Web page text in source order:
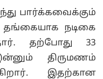
பார்க்கவைக்கும்
தங்கையாக நடிகை
தற்போது 33
திருமணம்
இதற்கான